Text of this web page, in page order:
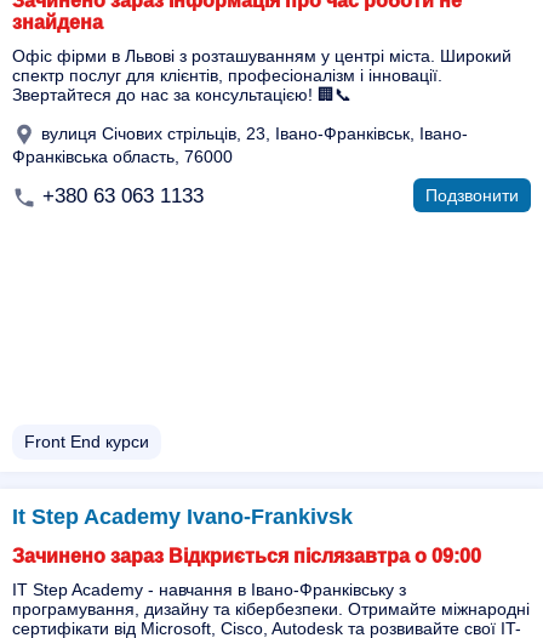
знайдена
Офіс фірми в Львові з розташуванням у центрі міста. Широкий
спектр послуг для клієнтів, професіоналізм і інновації.
Звертайтеся до нас за консультацією! 🏢📞
вулиця Січових стрільців, 23, Івано-Франківськ, Івано-
Франківська область, 76000
+380 63 063 1133 Подзвонити
Front End курси
It Step Academy Ivano-Frankivsk
Зачинено зараз Відкриється післязавтра о 09:00
ІТ Step Academy - навчання в Івано-Франківську з
програмування, дизайну та кібербезпеки. Отримайте міжнародні
сертифікати від Microsoft, Cisco, Autodesk та розвивайте свої IT-